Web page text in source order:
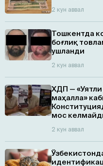
2 кун аввал
Тошкентда
боғлиқ
ушланди
2 кун аввал
ХДП —
маҳалла»
мос
2 кун аввал